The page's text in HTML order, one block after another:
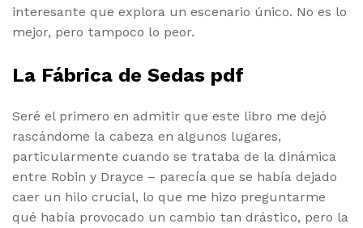
interesante que explora un escenario único. No es lo
mejor, pero tampoco lo peor.
La Fábrica de Sedas pdf
Seré el primero en admitir que este libro me dejó
rascándome la cabeza en algunos lugares,
particularmente cuando se trataba de la dinámica
entre Robin y Drayce – parecía que se había dejado
caer un hilo crucial, lo que me hizo preguntarme
qué había provocado un cambio tan drástico, pero la